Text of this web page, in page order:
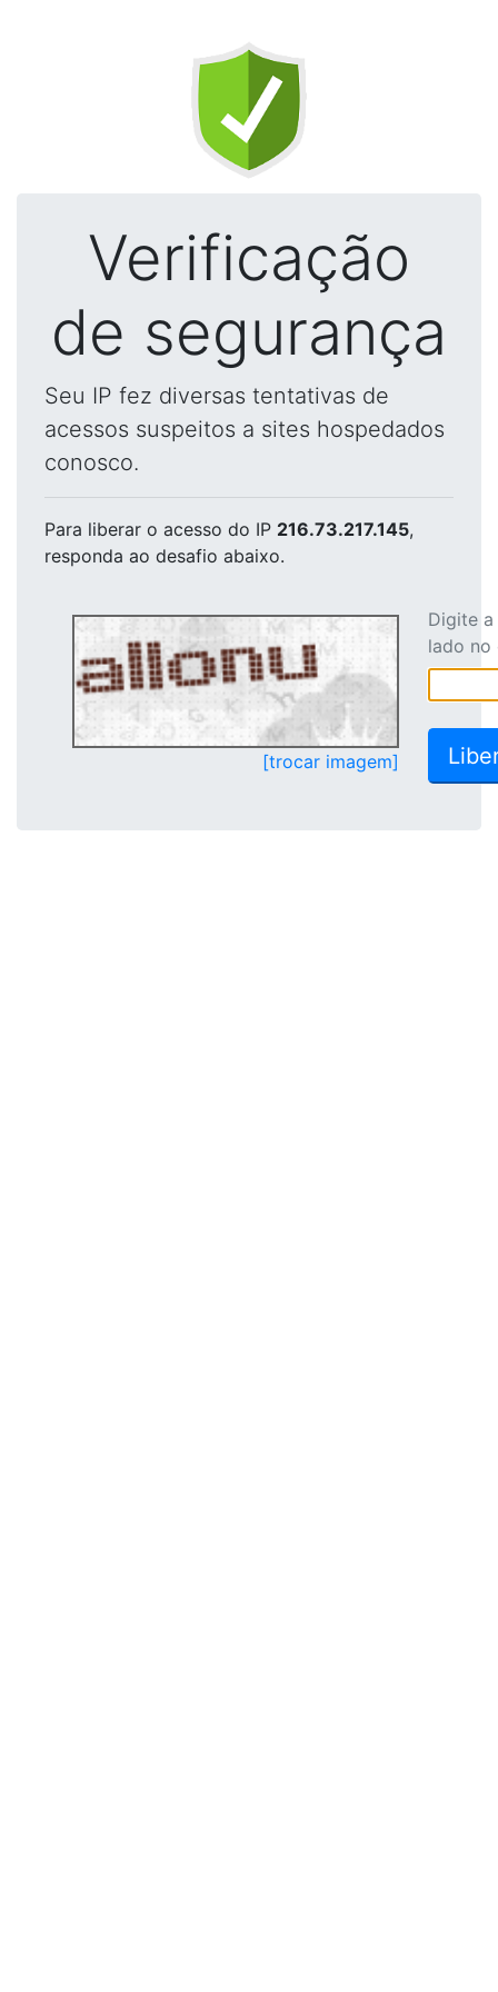
Verificação
de segurança
Seu IP fez diversas tentativas de
acessos suspeitos a sites hospedados
conosco.
Para liberar o acesso do IP 216.73.217.145,
responda ao desafio abaixo.
[trocar imagem]
Digite
lado no